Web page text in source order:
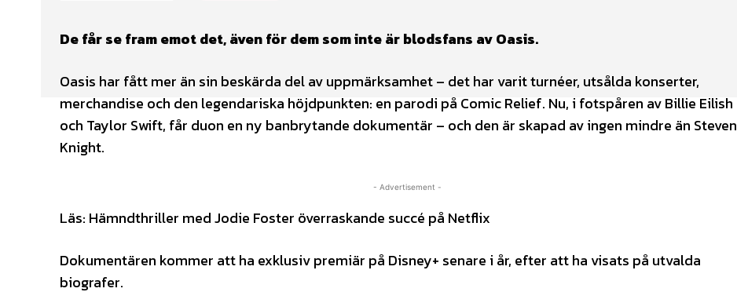
De får se fram emot det, även för dem som inte är blodsfans av Oasis.
Oasis har fått mer än sin beskärda del av uppmärksamhet – det har varit turnéer, utsålda konserter,
merchandise och den legendariska höjdpunkten: en parodi på Comic Relief. Nu, i fotspåren av Billie Eilish
och Taylor Swift, får duon en ny banbrytande dokumentär – och den är skapad av ingen mindre än Steven
Knight.
- Advertisement -
Läs: Hämndthriller med Jodie Foster överraskande succé på Netflix
Dokumentären kommer att ha exklusiv premiär på Disney+ senare i år, efter att ha visats på utvalda
biografer.